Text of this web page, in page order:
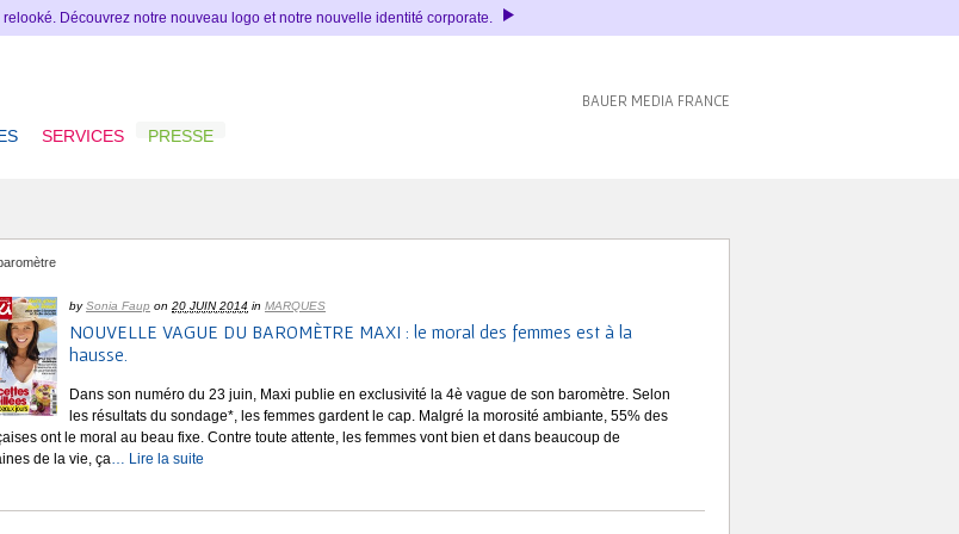
relooké. Découvrez notre nouveau logo et notre nouvelle identité corporate.
BAUER MEDIA FRANCE
SERVICES PRESSE
by Sonia Faup on 20 JUIN 2014 in MARQUES
NOUVELLE VAGUE DU BAROMÈTRE MAXI : le moral des femmes est à la
hausse.
Dans son numéro du 23 juin, Maxi publie en exclusivité la 4è vague de son baromètre. Selon
les résultats du sondage*, les femmes gardent le cap. Malgré la morosité ambiante, 55% des
ont le moral au beau fixe. Contre toute attente, les femmes vont bien et dans beaucoup de
de la vie, ça… Lire la suite